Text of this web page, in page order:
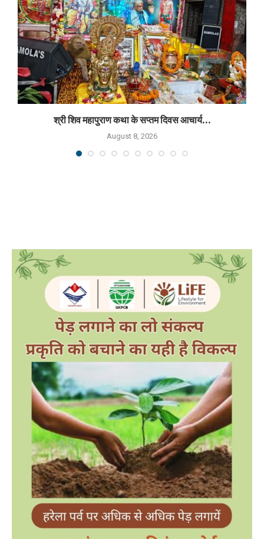
श्री शिव महापुराण कथा के सप्तम दिवस आचार्य...
August 8, 2026